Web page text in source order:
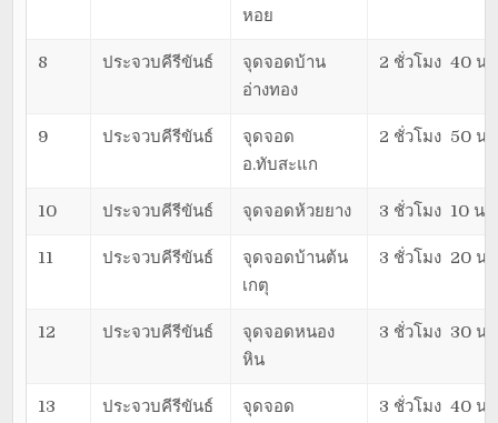
หอย
8 ประจวบคีรีขันธ์
จุดจอดบ้าน
อ่างทอง
2 ชั่วโมง 40 น
9 ประจวบคีรีขันธ์
จุดจอด
อ.ทับสะแก
2 ชั่วโมง 50 น
10 ประจวบคีรีขันธ์ จุดจอดห้วยยาง 3 ชั่วโมง 10 น
11 ประจวบคีรีขันธ์
จุดจอดบ้านต้น
เกตุ
3 ชั่วโมง 20 น
12 ประจวบคีรีขันธ์
จุดจอดหนอง
หิน
3 ชั่วโมง 30 น
13 ประจวบคีรีขันธ์
จุดจอด
3 ชั่วโมง 40 น